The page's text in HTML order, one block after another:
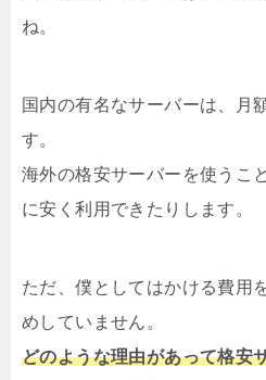
ね。
国内の有名なサーバーは、月
す。
海外の格安サーバーを使うこ
に安く利用できたりします。
ただ、僕としてはかける費用
めしていません。
どのような理由があって格安